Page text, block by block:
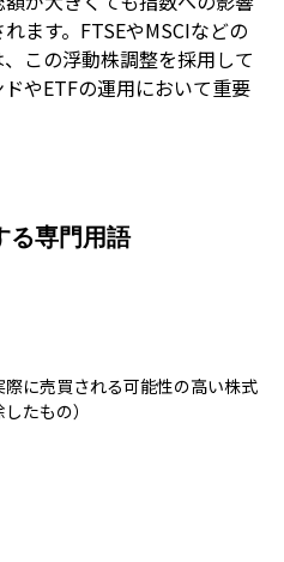
ます。FTSEやMSCIなどの
この浮動株調整を採用して
やETFの運用において重要
る専門用語
に売買される可能性の高い株式
たもの）